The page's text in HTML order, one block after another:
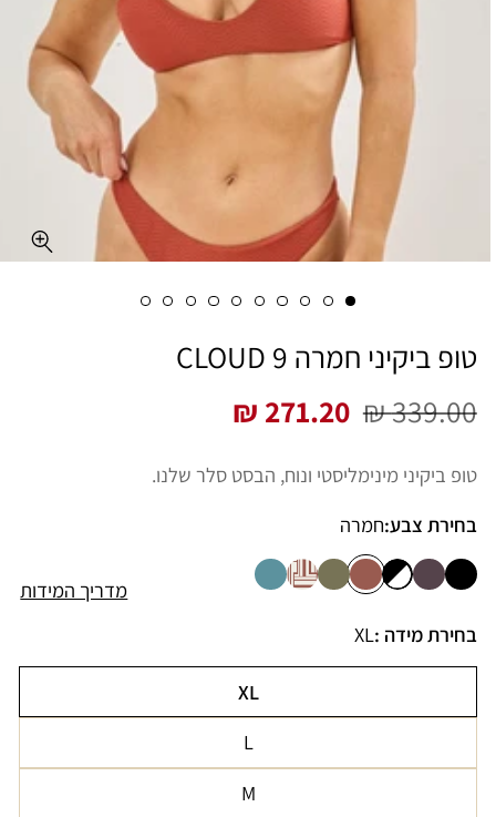
טופ ביקיני חמרה CLOUD 9
מחיר
רגיל
339.00 ₪
מחיר
מבצע
271.20 ₪
טופ ביקיני מינימליסטי ונוח, הבסט סלר שלנו.
בחירת צבע:חמרה
מדריך המידות
בחירת מידה : XL
XL
הגרסה
אזלהL
הגרסה
אזלהM